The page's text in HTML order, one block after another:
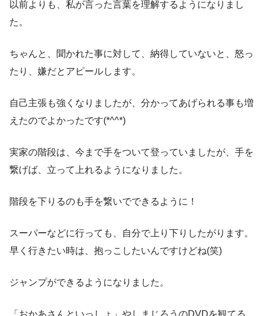
以前よりも、私が言った言葉を理解するようになりまし
た。
ちゃんと、聞かれた事に対して、納得していないと、怒っ
たり、嫌だとアピールします。
自己主張も強くなりましたが、分かってあげられる事も増
えたのでよかったです(*^^*)
実家の階段は、今まで手をついて登っていましたが、手を
繋げば、立って上れるようになりました。
階段を下りるのも手を繋いでできるように！
スーパーなどに行っても、自分で上り下りしたがります。
早く行きたい時は、抱っこしたいんですけどね(笑)
ジャンプができるようになりました。